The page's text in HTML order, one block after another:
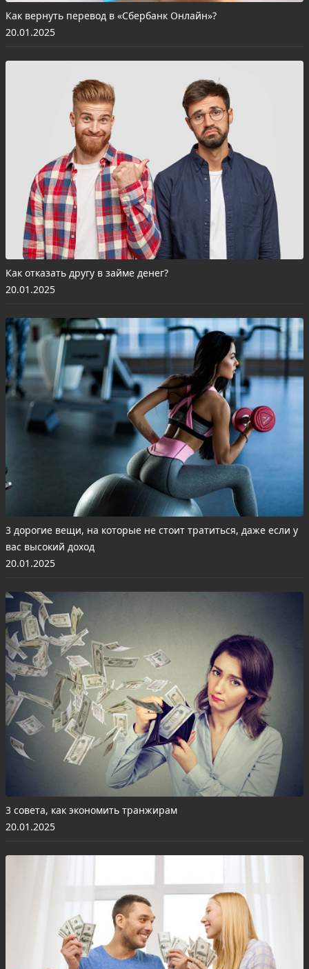
Как вернуть перевод в «Сбербанк Онлайн»?
20.01.2025
Как отказать другу в займе денег?
20.01.2025
3 дорогие вещи, на которые не стоит тратиться, даже если у
вас высокий доход
20.01.2025
3 совета, как экономить транжирам
20.01.2025